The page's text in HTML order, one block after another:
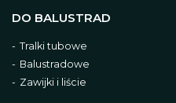
DO BALUSTRAD
Tralki tubowe
Balustradowe
Zawijki i liście